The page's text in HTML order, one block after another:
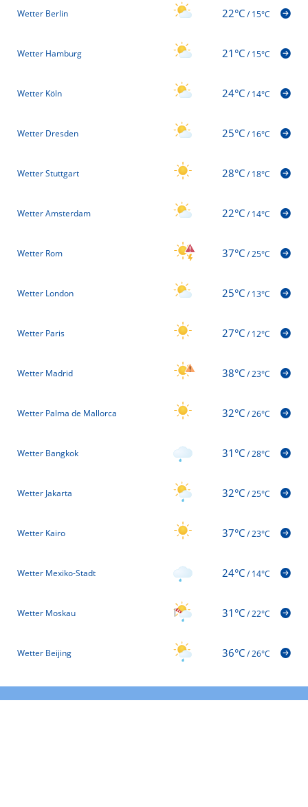
Wetter Berlin 22°C/15°C
Wetter Hamburg 21°C/15°C
Wetter Köln 24°C/14°C
Wetter Dresden 25°C/16°C
Wetter Stuttgart 28°C/18°C
Wetter Amsterdam 22°C/14°C
Wetter Rom 37°C/25°C
Wetter London 25°C/13°C
Wetter Paris 27°C/12°C
Wetter Madrid 38°C/23°C
Wetter Palma de Mallorca 32°C/26°C
Wetter Bangkok 31°C/28°C
Wetter Jakarta 32°C/25°C
Wetter Kairo 37°C/23°C
Wetter Mexiko-Stadt 24°C/14°C
Wetter Moskau 31°C/22°C
Wetter Beijing 36°C/26°C